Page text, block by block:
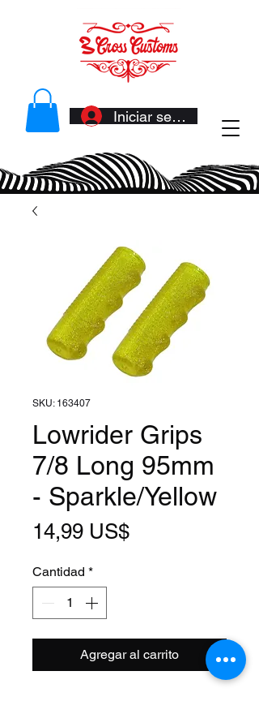
Iniciar sesión
SKU: 163407
Lowrider Grips
7/8 Long 95mm
- Sparkle/Yellow
14,99 US$Precio
Cantidad *
Agregar al carrito